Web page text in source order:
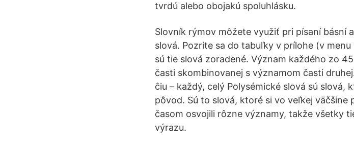
tvrdú alebo obojakú spoluhlásku.
Slovník rýmov môžete využiť pri písaní básní
slová. Pozrite sa do tabuľky v prílohe (v
sú tie slová zoradené. Význam každého zo
časti skombinovanej s významom časti
ĉiu – každý, celý Polysémické slová sú
pôvod. Sú to slová, ktoré si vo veľkej
časom osvojili rôzne významy, takže všetky
výrazu.